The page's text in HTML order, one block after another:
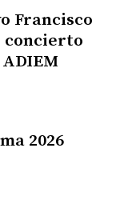
Francisco
concierto
2026